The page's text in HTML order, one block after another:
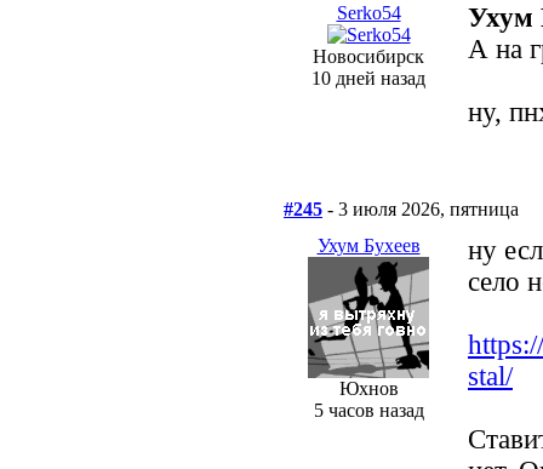
Serko54
Новосибирск
10 дней назад
Ухум
А на
ну,
#245 - 3 июля 2026, пятница
Ухум Бухеев
Юхнов
5 часов назад
ну
село
stal/